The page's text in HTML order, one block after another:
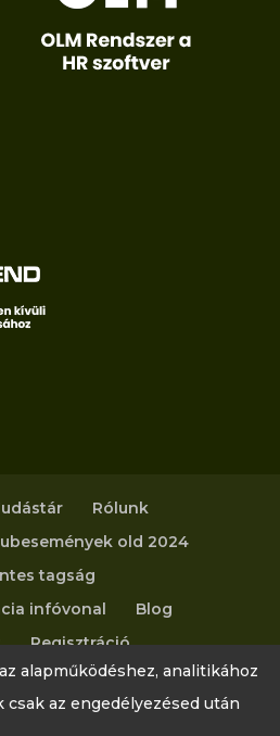
Rólunk
old 2024
tagság
infóvonal
Blog
Regisztráció
tájékoztató
alapműködéshez, analitikához
az engedélyezésed után